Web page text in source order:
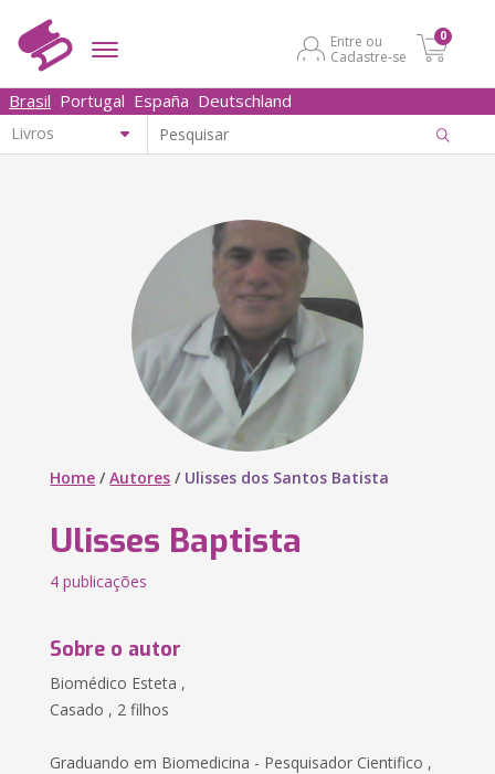
Entre ou
Cadastre-se
0
Brasil Portugal España Deutschland
Home /Autores / Ulisses dos Santos Batista
Ulisses Baptista
4 publicações
Sobre o autor
Biomédico Esteta ,
Casado , 2 filhos
Graduando em Biomedicina - Pesquisador Cientifico ,